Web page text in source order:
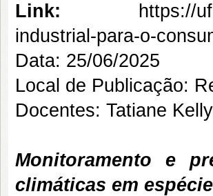
Link:
https://
industrial-para-o-
Data: 25/06/2025
Local de Publicação:
Docentes: Tatiane
Monitoramento e
climáticas em